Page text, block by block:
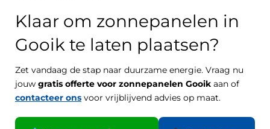
Klaar om zonnepanelen in
Gooik te laten plaatsen?
Zet vandaag de stap naar duurzame energie. Vraag nu
jouw gratis offerte voor zonnepanelen Gooik aan of
contacteer ons voor vrijblijvend advies op maat.